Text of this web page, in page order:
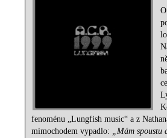
fenoménu „Lungfish music“ a z
mimochodem vypadlo: „Mám spoustu